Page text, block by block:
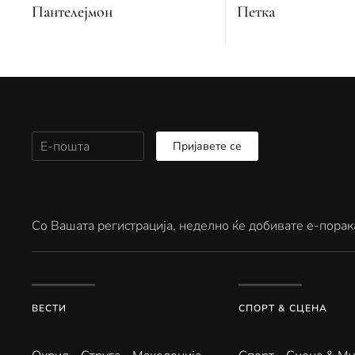
Пантелејмон Петка
Пријавете се
Со Вашата регистрација, неделно ќе добивате е-
ВЕСТИ СПОРТ & СЦЕНА